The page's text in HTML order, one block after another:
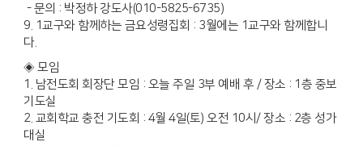
- 문의 : 박정하 강도사(010-5825-6735)
9. 1교구와 함께하는 금요성령집회 : 3월에는 1교구와 함께합니
다.
◈ 모임
1. 남전도회 회장단 모임 : 오늘 주일 3부 예배 후 / 장소 : 1층 중보
기도실
2. 교회학교 충전 기도회 : 4월 4일(토) 오전 10시/ 장소 : 2층 성가
대실